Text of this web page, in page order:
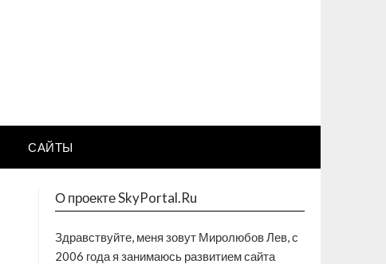
САЙТЫ
О проекте SkyPortal.Ru
Здравствуйте, меня зовут Миролюбов Лев, с
2006 года я занимаюсь развитием сайта